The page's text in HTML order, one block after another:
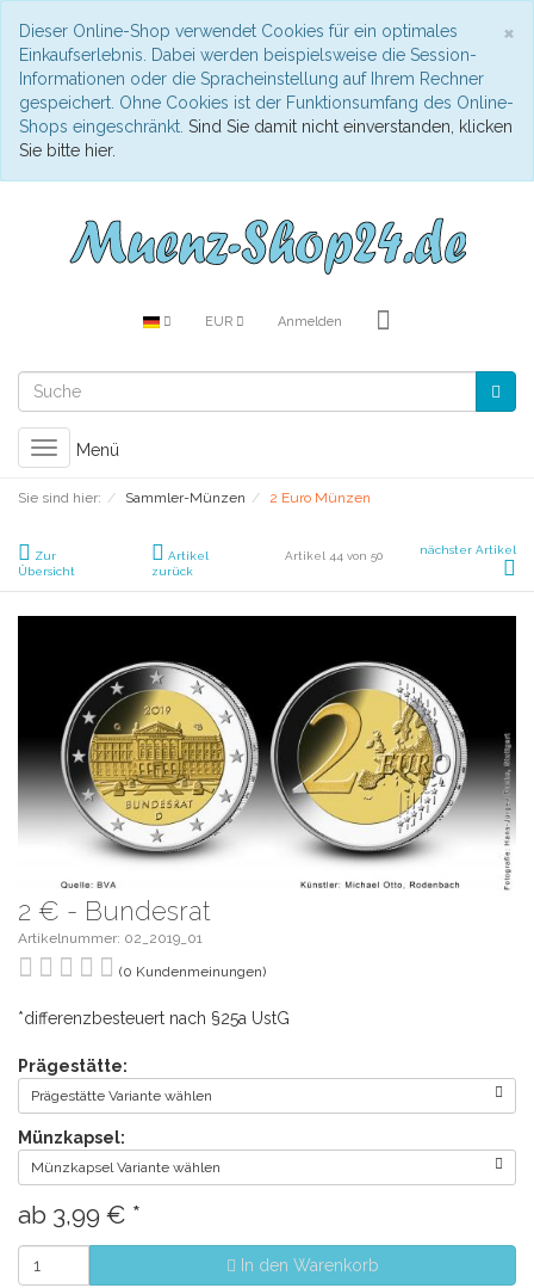
×
Dieser Online-Shop verwendet Cookies für ein optimales
Einkaufserlebnis. Dabei werden beispielsweise die Session-
Informationen oder die Spracheinstellung auf Ihrem Rechner
gespeichert. Ohne Cookies ist der Funktionsumfang des Online-
Shops eingeschränkt. Sind Sie damit nicht einverstanden, klicken
Sie bitte hier.
EUR Anmelden
Toggle
navigation
Menü
Sie sind hier: Sammler-Münzen 2 Euro Münzen
Zur
Übersicht
Artikel
zurück
Artikel 44 von 50 nächster Artikel
2 € - Bundesrat
Artikelnummer: 02_2019_01
(0 Kundenmeinungen)
*differenzbesteuert nach §25a UstG
Prägestätte:
Prägestätte Variante wählen
Münzkapsel:
Münzkapsel Variante wählen
ab 3,99 € *
In den Warenkorb